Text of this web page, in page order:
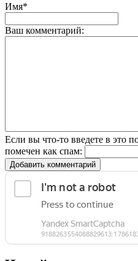
Имя*
Ваш комментарий:
Если вы что-то введете в это
помечен как спам:
Добавить комментарий